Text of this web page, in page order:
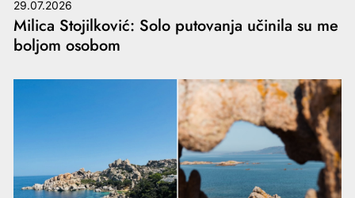
29.07.2026
Milica Stojilković: Solo putovanja učinila su me
boljom osobom